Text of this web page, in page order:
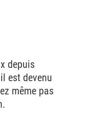
depuis
est devenu
même pas